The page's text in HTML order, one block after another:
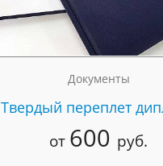
Документы
Твердый переплет
от 600 руб.